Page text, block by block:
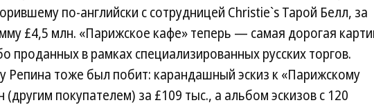
по-английски с сотрудницей Christie`s Тарой Белл, за
£4,5 млн. «Парижское кафе» теперь — самая дорогая
проданных в рамках специализированных русских торгов.
Репина тоже был побит: карандашный эскиз к «Парижскому
(другим покупателем) за £109 тыс., а альбом эскизов с 120